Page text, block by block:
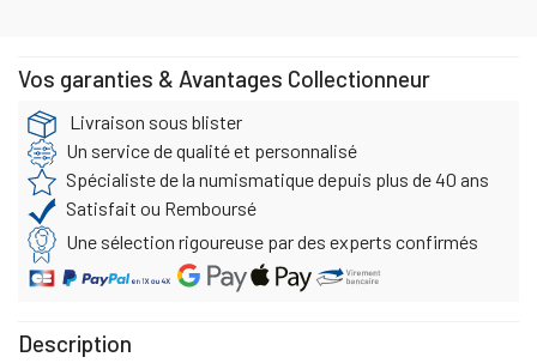
Vos garanties & Avantages Collectionneur
Livraison sous blister
Un service de qualité et personnalisé
Spécialiste de la numismatique depuis plus de 40 ans
Satisfait ou Remboursé
Une sélection rigoureuse par des experts confirmés
Description